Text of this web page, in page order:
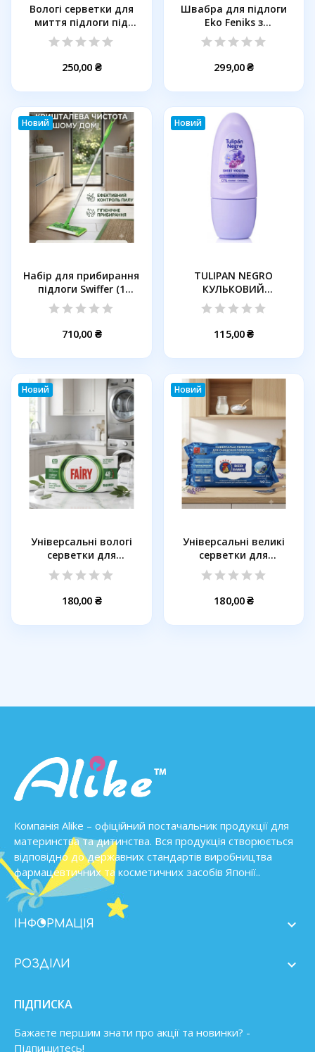
Вологі серветки для
миття підлоги під
швабру...
250,00 ₴
Швабра для підлоги
Eko Feniks з
телескопічною...
299,00 ₴
Новий
Набір для прибирання
підлоги Swiffer (1
швабра,...
710,00 ₴
Новий
TULIPAN NEGRO
КУЛЬКОВИЙ
дезодорант СОЛОДКА...
115,00 ₴
Новий
Універсальні вологі
серветки для
прибирання...
180,00 ₴
Новий
Універсальні великі
серветки для
прибирання RED...
180,00 ₴
Компанія Alike – офіційний постачальник продукції для
материнства та дитинства. Вся продукція створюється
відповідно до державних стандартів виробництва
фармацевтичних та косметичних засобів Японії..
ІНФОРМАЦІЯ 
РОЗДІЛИ 
ПІДПИСКА
Бажаєте першим знати про акції та новинки? -
Підпишитесь!